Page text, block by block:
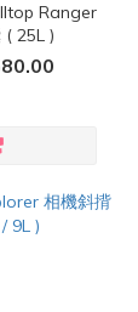
Ranger
( 25L )